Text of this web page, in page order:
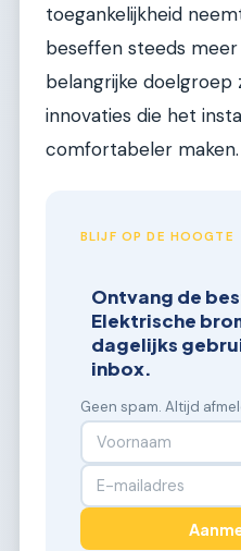
toegankelijkheid
beseffen steeds
belangrijke doelgroep
innovaties die het
comfortabeler maken.
BLIJF OP DE HOOGTE
Ontvang de
Elektrische
dagelijks
inbox.
Geen spam. Altijd